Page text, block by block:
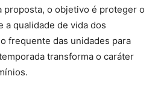
proposta, o objetivo é proteger o
a qualidade de vida dos
frequente das unidades para
transforma o caráter